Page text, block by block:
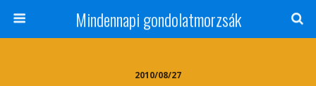
Mindennapi gondolatmorzsák
2010/08/27